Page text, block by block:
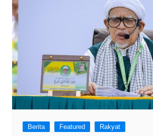
Berita Featured Rakyat